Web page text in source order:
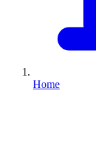
Home